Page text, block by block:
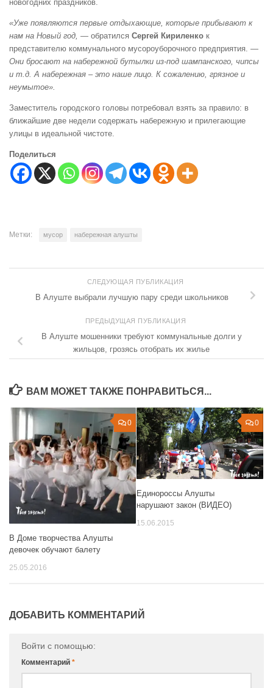
новогодних праздников.
«Уже появляются первые отдыхающие, которые прибывают к
нам на Новый год, — обратился Сергей Кириленко к
представителю коммунального мусороуборочного предприятия. —
Они бросают на набережной бутылки из-под шампанского, чипсы
и т.д. А набережная – это наше лицо. К сожалению, грязное и
неумытое».
Заместитель городского головы потребовал взять за правило: в
ближайшие две недели содержать набережную и прилегающие
улицы в идеальной чистоте.
Поделиться
Метки: мусор набережная алушты
СЛЕДУЮЩАЯ ПУБЛИКАЦИЯ
В Алуште выбрали лучшую пару среди школьников
ПРЕДЫДУЩАЯ ПУБЛИКАЦИЯ
В Алуште мошенники требуют коммунальные долги у
жильцов, грозясь отобрать их жилье
ВАМ МОЖЕТ ТАКЖЕ ПОНРАВИТЬСЯ...
0
В Доме творчества Алушты
девочек обучают балету
25.05.2016
0
Единороссы Алушты
нарушают закон (ВИДЕО)
15.06.2015
ДОБАВИТЬ КОММЕНТАРИЙ
Войти с помощью:
Комментарий *